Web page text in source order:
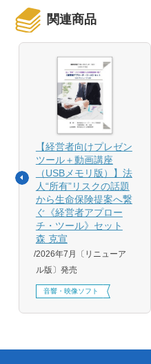
関連商品
【経営者向けプレゼン
ツール＋動画講座
（USBメモリ版）】法
人“所有”リスクの話題
から生命保険提案へ繋
ぐ《経営者アプロー
チ・ツール》セット
森 克宣
2026年7月〔リニューア
ル版〕発売
音響・映像ソフト